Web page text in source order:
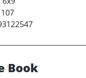
107
Book